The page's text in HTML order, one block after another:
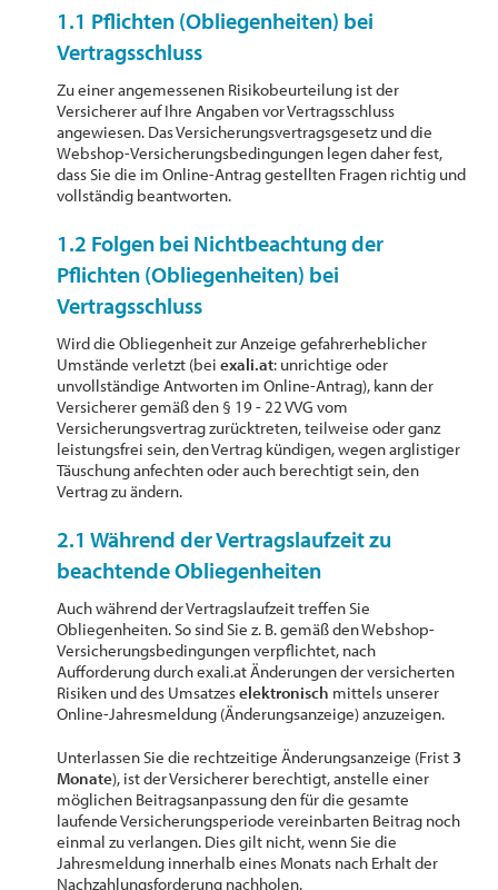
1.1 Pflichten (Obliegenheiten) bei
Vertragsschluss
Zu einer angemessenen Risikobeurteilung ist der
Versicherer auf Ihre Angaben vor Vertragsschluss
angewiesen. Das Versicherungsvertragsgesetz und die
Webshop-Versicherungsbedingungen legen daher fest,
dass Sie die im Online-Antrag gestellten Fragen richtig und
vollständig beantworten.
1.2 Folgen bei Nichtbeachtung der
Pflichten (Obliegenheiten) bei
Vertragsschluss
Wird die Obliegenheit zur Anzeige gefahrerheblicher
Umstände verletzt (beiexali.at: unrichtige oder
unvollständige Antworten im Online-Antrag), kann der
Versicherer gemäß den § 19 - 22 VVG vom
Versicherungsvertrag zurücktreten, teilweise oder ganz
leistungsfrei sein, den Vertrag kündigen, wegen arglistiger
Täuschung anfechten oder auch berechtigt sein, den
Vertrag zu ändern.
2.1 Während der Vertragslaufzeit zu
beachtende Obliegenheiten
Auch während der Vertragslaufzeit treffen Sie
Obliegenheiten. So sind Sie z. B. gemäß den Webshop-
Versicherungsbedingungen verpflichtet, nach
Aufforderung durch exali.at Änderungen der versicherten
Risiken und des Umsatzeselektronisch mittels unserer
Online-Jahresmeldung (Änderungsanzeige) anzuzeigen.
Unterlassen Sie die rechtzeitige Änderungsanzeige (Frist3
Monate), ist der Versicherer berechtigt, anstelle einer
möglichen Beitragsanpassung den für die gesamte
laufende Versicherungsperiode vereinbarten Beitrag noch
einmal zu verlangen. Dies gilt nicht, wenn Sie die
Jahresmeldung innerhalb eines Monats nach Erhalt der
Nachzahlungsforderung nachholen.